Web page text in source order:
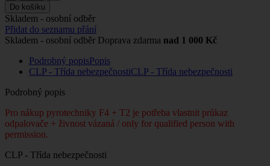
Do košíku
Skladem - osobní odběr
Přidat do seznamu přání
Skladem - osobní odběr Doprava zdarma nad 1 000 Kč
Podrobný popisPopis
CLP - Třída nebezpečnostiCLP - Třída nebezpečnosti
Podrobný popis
Pro nákup pyrotechniky F4 + T2 je potřeba vlastnit průkaz
odpalovače + živnost vázaná / only for qualified person with
permission.
CLP - Třída nebezpečnosti